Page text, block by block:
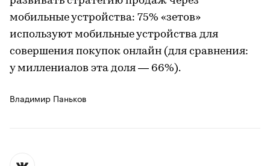
мобильные устройства: 75% «зетов»
используют мобильные устройства для
совершения покупок онлайн (для сравнения:
у миллениалов эта доля — 66%).
Владимир Паньков